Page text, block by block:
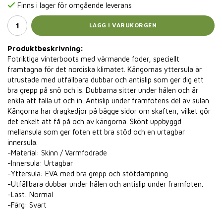
Finns i lager för omgående leverans
LÄGG I VARUKORGEN
Produktbeskrivning:
Fotriktiga vinterboots med värmande foder, speciellt
framtagna för det nordiska klimatet. Kängornas yttersula är
utrustade med utfällbara dubbar och antislip som ger dig ett
bra grepp på snö och is. Dubbarna sitter under hälen och är
enkla att fälla ut och in. Antislip under framfotens del av sulan.
Kängorna har dragkedjor på bägge sidor om skaften, vilket gör
det enkelt att få på och av kängorna. Skönt uppbyggd
mellansula som ger foten ett bra stöd och en urtagbar
innersula.
-Material: Skinn / Varmfodrade
-Innersula: Urtagbar
-Yttersula: EVA med bra grepp och stötdämpning
-Utfällbara dubbar under hälen och antislip under framfoten.
-Läst: Normal
-Färg: Svart